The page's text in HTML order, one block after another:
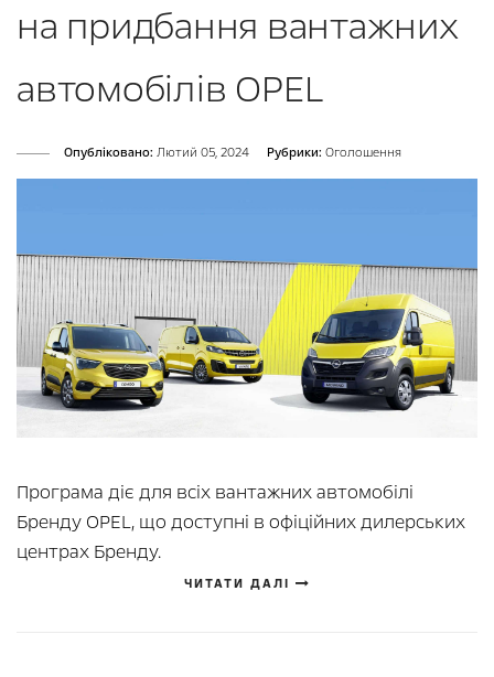
на придбання вантажних
автомобілів OPEL
Опубліковано: Лютий 05, 2024 Рубрики: Оголошення
Програма діє для всіх вантажних автомобілі
Бренду OPEL, що доступні в офіційних дилерських
центрах Бренду.
ЧИТАТИ ДАЛІ